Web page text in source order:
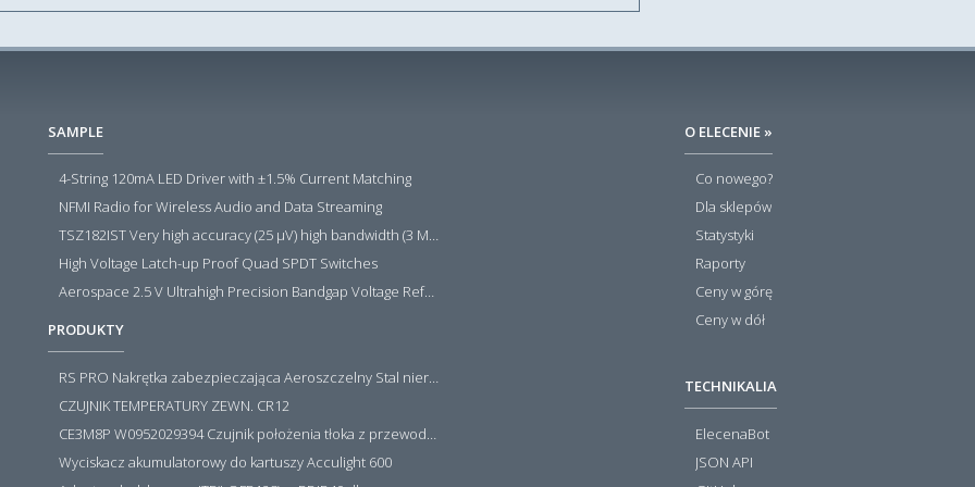
SAMPLE
4-String 120mA LED Driver with ±1.5% Current Matching
NFMI Radio for Wireless Audio and Data Streaming
TSZ182IST Very high accuracy (25 µV) high bandwidth (3 MHz) zero drift 5 V operational amplifiers
High Voltage Latch-up Proof Quad SPDT Switches
Aerospace 2.5 V Ultrahigh Precision Bandgap Voltage Reference
PRODUKTY
CZUJNIK TEMPERATURY ZEWN. CR12
Wyciskacz akumulatorowy do kartuszy Acculight 600
O ELECENIE »
Co nowego?
Dla sklepów
Statystyki
Raporty
Ceny w górę
Ceny w dół
TECHNIKALIA
ElecenaBot
JSON API